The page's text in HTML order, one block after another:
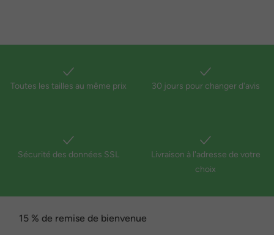
Toutes les tailles au même prix 30 jours pour changer d'avis
Sécurité des données SSL
Livraison à l'adresse de votre
choix
15 % de remise de bienvenue